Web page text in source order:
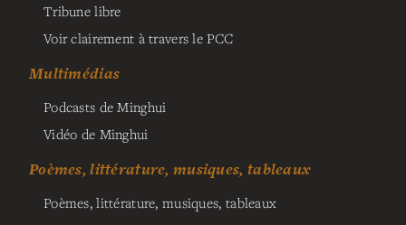
Tribune libre
Voir clairement à travers le PCC
Multimédias
Podcasts de Minghui
Vidéo de Minghui
Poèmes, littérature, musiques, tableaux
Poèmes, littérature, musiques, tableaux